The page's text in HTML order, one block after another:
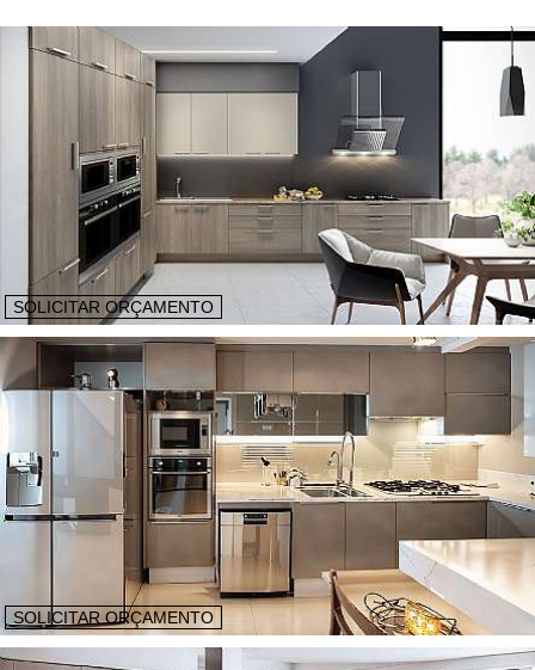
SOLICITAR ORÇAMENTO
SOLICITAR ORÇAMENTO